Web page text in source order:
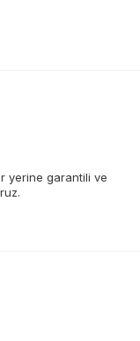
yerine garantili ve